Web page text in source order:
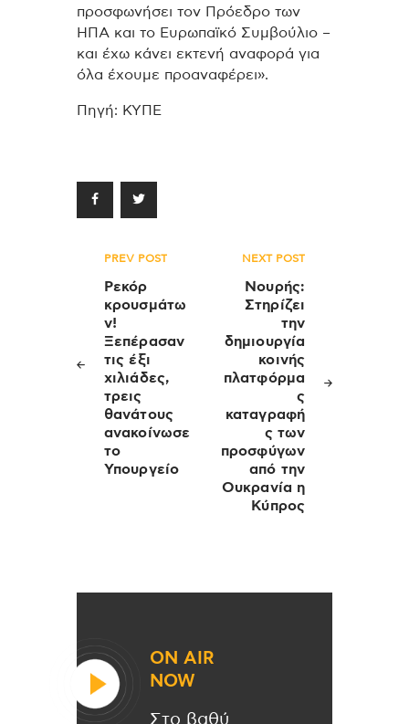
προσφωνήσει τον Πρόεδρο των
ΗΠΑ και το Ευρωπαϊκό Συμβούλιο –
και έχω κάνει εκτενή αναφορά για
όλα έχουμε προαναφέρει».
Πηγή: ΚΥΠΕ
Πλοήγηση
άρθρων
PREV POST
Ρεκόρ
κρουσμάτω
ν!
Ξεπέρασαν
τις έξι
χιλιάδες,
τρεις
θανάτους
ανακοίνωσε
το
Υπουργείο
NEXT POST
Νουρής:
Στηρίζει
την
δημιουργία
κοινής
πλατφόρμα
ς
καταγραφή
ς των
προσφύγων
από την
Ουκρανία η
Κύπρος
ON AIR
NOW
Στο βαθύ